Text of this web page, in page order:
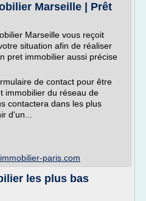
Marseille | Prêt
Marseille vous reçoit
situation afin de réaliser
pret immobilier aussi précise
de contact pour être
immobilier du réseau de
contactera dans les plus
d'un...
paris.com
les plus bas